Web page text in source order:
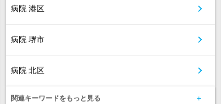
病院 港区
病院 堺市
病院 北区
関連キーワードをもっと見る